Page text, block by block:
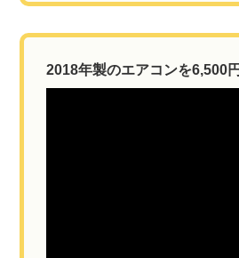
2018年製のエアコンを6,500